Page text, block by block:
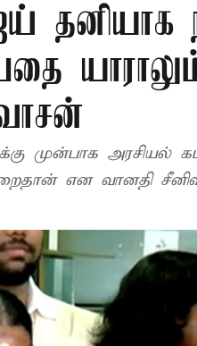
தனியாக
முன்பாக அரசியல்
என வானதி